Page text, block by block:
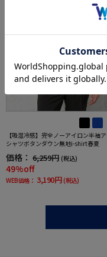
【吸湿冷感】完全ノーアイロン半袖
シャツボタンダウン無地i-shirt春夏
価格： 6,259円 (税込)
49%off
WEB価格： 3,190円 (税込)